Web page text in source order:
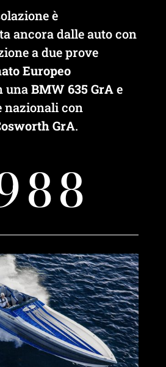
è
ancora dalle auto con
a due prove
Europeo
unaBMW 635 GrAe
nazionali con
GrA.